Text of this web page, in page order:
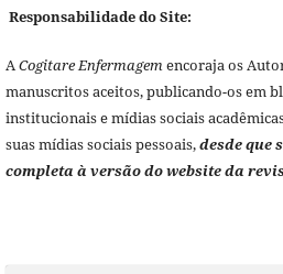
Responsabilidade do Site:
ACogitare Enfermagemencoraja os
manuscritos aceitos, publicando-os em
institucionais e mídias sociais
suas mídias sociais pessoais,desde que
completa à versão do website da